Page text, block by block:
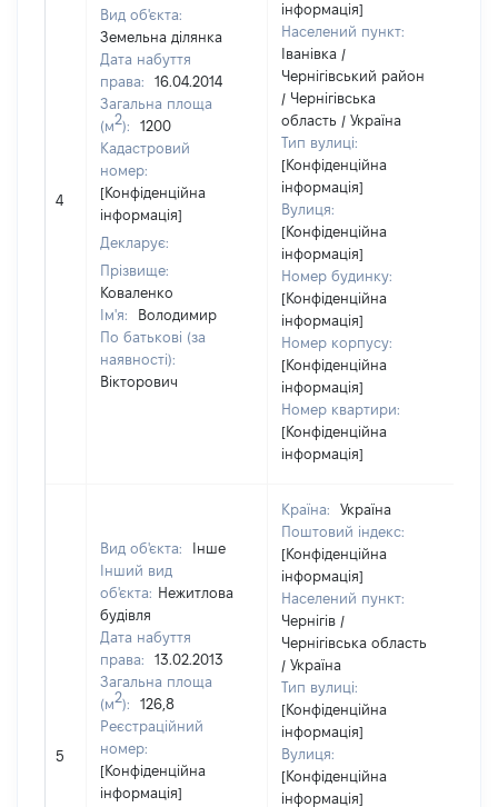
4
Вид об'єкта:
Земельна ділянка
Дата набуття
права:
16.04.2014
Загальна площа
(м2):
1200
Кадастровий
номер:
[Конфіденційна
інформація]
Декларує:
Прізвище:
Коваленко
Ім'я:
Володимир
По батькові (за
наявності):
Вікторович
інформація]
Населений пункт:
Іванівка /
Чернігівський район
/ Чернігівська
область / Україна
Тип вулиці:
[Конфіденційна
інформація]
Вулиця:
[Конфіденційна
інформація]
Номер будинку:
[Конфіденційна
інформація]
Номер корпусу:
[Конфіденційна
інформація]
Номер квартири:
[Конфіденційна
інформація]
5
Вид об'єкта:
Інше
Інший вид
об'єкта: Нежитлова
будівля
Дата набуття
права:
13.02.2013
Загальна площа
(м2):
126,8
Реєстраційний
номер:
[Конфіденційна
інформація]
Країна:
Україна
Поштовий індекс:
[Конфіденційна
інформація]
Населений пункт:
Чернігів /
Чернігівська область
/ Україна
Тип вулиці:
[Конфіденційна
інформація]
Вулиця:
[Конфіденційна
інформація]